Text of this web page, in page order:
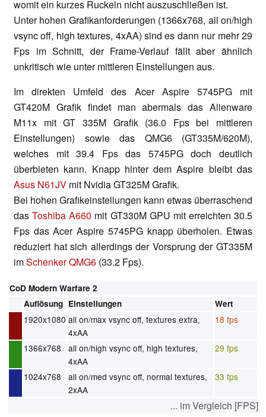
womit ein kurzes Ruckeln nicht auszuschließen ist.
Unter hohen Grafikanforderungen (1366x768, all on/high
vsync off, high textures, 4xAA) sind es dann nur mehr 29
Fps im Schnitt, der Frame-Verlauf fällt aber ähnlich
unkritisch wie unter mittleren Einstellungen aus.
Im direkten Umfeld des Acer Aspire 5745PG mit
GT420M Grafik findet man abermals das Alienware
M11x mit GT 335M Grafik (36.0 Fps bei mittleren
Einstellungen) sowie das QMG6 (GT335M/620M),
welches mit 39.4 Fps das 5745PG doch deutlich
überbieten kann. Knapp hinter dem Aspire bleibt das
Asus N61JV mit Nvidia GT325M Grafik.
Bei hohen Grafikeinstellungen kann etwas überraschend
dasToshiba A660 mit GT330M GPU mit erreichten 30.5
Fps das Acer Aspire 5745PG knapp überholen. Etwas
reduziert hat sich allerdings der Vorsprung der GT335M
imSchenker QMG6 (33.2 Fps).
CoD Modern Warfare 2
Auflösung Einstellungen Wert
1920x1080 all on/max vsync off, textures extra,
4xAA
18 fps
1366x768
all on/high vsync off, high textures,
4xAA
29 fps
1024x768
all on/med vsync off, normal textures,
2xAA
33 fps
... im Vergleich [FPS]